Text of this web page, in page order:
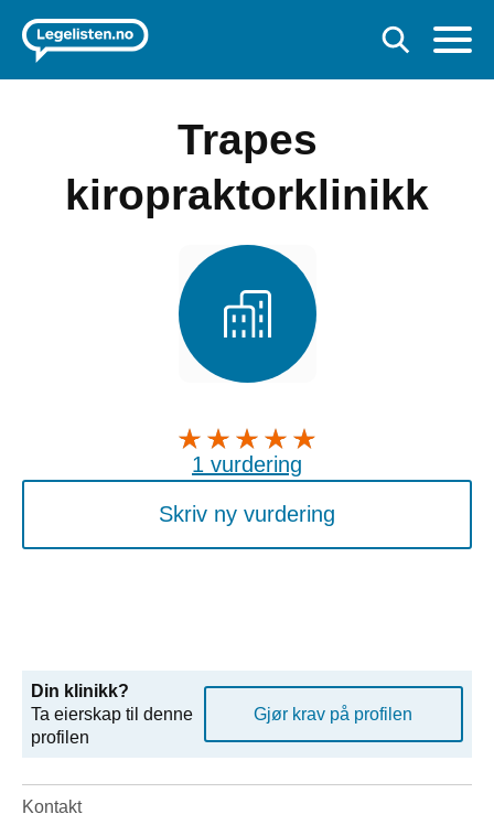
Trapes
kiropraktorklinikk
1 vurdering
Skriv ny vurdering
Din klinikk?
Ta eierskap til denne
profilen
Gjør krav på profilen
Kontakt